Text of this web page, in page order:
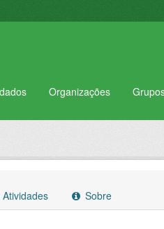
Organizações
Sobre